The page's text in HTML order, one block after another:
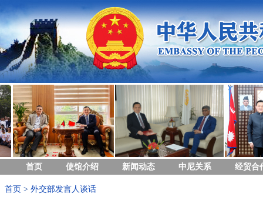
首页 使馆介绍 新闻动态 中尼关系 经贸合
首页 > 外交部发言人谈话